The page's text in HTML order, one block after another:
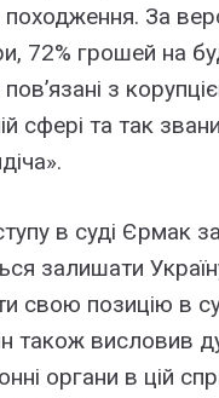
походження. За
72% грошей на
з
сфері та так
в суді Єрмак
залишати
свою позицію в
також висловив
органи в цій